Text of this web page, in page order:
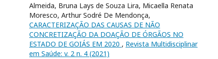
Almeida, Bruna Lays de Souza Lira, Micaella Renata
Moresco, Arthur Sodré De Mendonça,
CARACTERIZAÇÃO DAS CAUSAS DE NÃO
CONCRETIZAÇÃO DA DOAÇÃO DE ÓRGÃOS NO
ESTADO DE GOIÁS EM 2020 , Revista Multidisciplinar
em Saúde: v. 2 n. 4 (2021)